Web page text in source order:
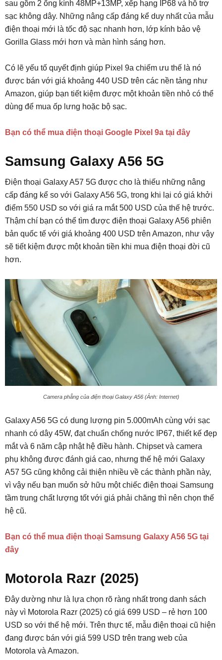
sau gồm 2 ống kính 48MP+13MP, xếp hạng IP68 và hỗ trợ
sạc không dây. Những nâng cấp đáng kể duy nhất của mẫu
điện thoại mới là tốc độ sạc nhanh hơn, lớp kính bảo vệ
Gorilla Glass mới hơn và màn hình sáng hơn.
Có lẽ yếu tố quyết định giúp Pixel 9a chiếm ưu thế là nó
được bán với giá khoảng 440 USD trên các nền tảng như
Amazon, giúp bạn tiết kiệm được một khoản tiền nhỏ có thể
dùng để mua ốp lưng hoặc bộ sạc.
Bạn có thể mua điện thoại Google Pixel 9a tại đây
Samsung Galaxy A56 5G
Điện thoại Galaxy A57 5G được cho là thiếu những nâng
cấp đáng kể so với Galaxy A56 5G, trong khi lại có giá khởi
điểm 550 USD so với giá ra mắt 500 USD của thế hệ trước.
Thậm chí bạn có thể tìm được điện thoại Galaxy A56 phiên
bản quốc tế với giá khoảng 400 USD trên Amazon, như vậy
sẽ tiết kiệm được một khoản tiền khi mua điện thoại đời cũ
hơn.
Camera phẳng của điện thoại Galaxy A56 (Ảnh: Internet)
Galaxy A56 5G có dung lượng pin 5.000mAh cùng với sạc
nhanh có dây 45W, đạt chuẩn chống nước IP67, thiết kế đẹp
mắt và 6 năm cập nhật hệ điều hành. Chipset và camera
phụ không được đánh giá cao, nhưng thế hệ mới Galaxy
A57 5G cũng không cải thiện nhiều về các thành phần này,
vì vậy nếu bạn muốn sở hữu một chiếc điện thoại Samsung
tầm trung chất lượng tốt với giá phải chăng thì nên chọn thế
hệ cũ.
Bạn có thể mua điện thoại Samsung Galaxy A56 5G tại
đây
Motorola Razr (2025)
Đây dường như là lựa chọn rõ ràng nhất trong danh sách
này vì Motorola Razr (2025) có giá 699 USD – rẻ hơn 100
USD so với thế hệ mới. Trên thực tế, mẫu điện thoại cũ hiện
đang được bán với giá 599 USD trên trang web của
Motorola và Amazon.